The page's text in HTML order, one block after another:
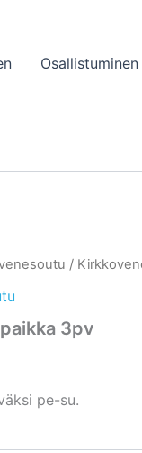
Osallistuminen
/
3pv
pe-su.